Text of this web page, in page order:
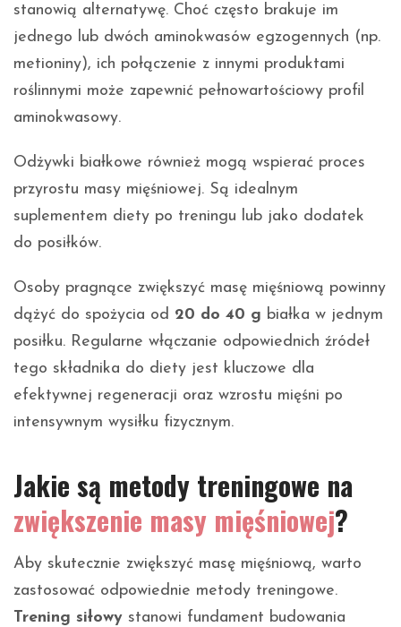
stanowią alternatywę. Choć często brakuje im
jednego lub dwóch aminokwasów egzogennych (np.
metioniny), ich połączenie z innymi produktami
roślinnymi może zapewnić pełnowartościowy profil
aminokwasowy.
Odżywki białkowe również mogą wspierać proces
przyrostu masy mięśniowej. Są idealnym
suplementem diety po treningu lub jako dodatek
do posiłków.
Osoby pragnące zwiększyć masę mięśniową powinny
dążyć do spożycia od 20 do 40 g białka w jednym
posiłku. Regularne włączanie odpowiednich źródeł
tego składnika do diety jest kluczowe dla
efektywnej regeneracji oraz wzrostu mięśni po
intensywnym wysiłku fizycznym.
Jakie są metody treningowe na
zwiększenie masy mięśniowej?
Aby skutecznie zwiększyć masę mięśniową, warto
zastosować odpowiednie metody treningowe.
Trening siłowy stanowi fundament budowania